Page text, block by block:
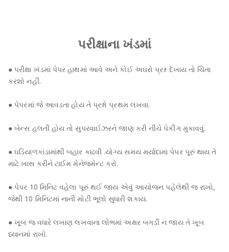
પરીક્ષાના ખંડમાં
● પરીક્ષા ખંડમાં પેપર હાથમાં આવે અને કોઈ અઘરો પ્રશ્ન દેખાય તો ચિંતા
કરશો નહીં.
● પેપરમાં જે આવડતા હોય તે પ્રશ્નો પ્રથમ લખવા.
● બેન્સ હલતી હોય તો સુપરવાઈઝરને જાણ કરી નીચે પેકીંગ મુકાવવું.
● ઘડિયાળકાંડામાંથી બહાર કાઢવી .યોગ્ય સમય મર્યાદામાં પેપર પૂરું થાય તે
માટે ખાસ કરીને ટાઈમ મેનેજમેન્ટ કરો.
● પેપર 10 ​​મિનિટ વહેલા પૂરું થઈ જાય એવું આયોજન પહેલેથી જ રાખો,
જેથી 10 મિનિટમાં નાની મોટી ભૂલો સુધારી શકાય.
● ખૂબ જ વધારે લખાણ લખવાના લોભમાં અક્ષર બગડી ન જાય તે ખૂબ
ધ્યાનમાં રાખો.